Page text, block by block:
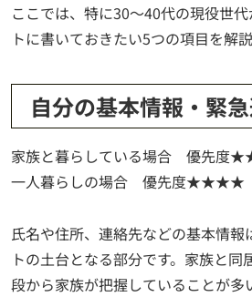
ここでは、特に30〜40代の現役世
トに書いておきたい5つの項目を解説
自分の基本情報・緊
家族と暮らしている場合 優先度
一人暮らしの場合 優先度★★★★
氏名や住所、連絡先などの基本情報
トの土台となる部分です。家族と
段から家族が把握していることが多